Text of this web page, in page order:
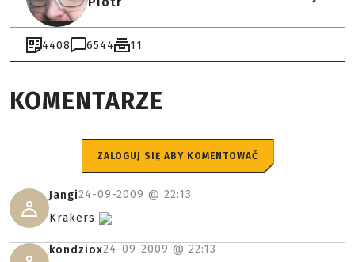
4408 6544 11
KOMENTARZE
ZALOGUJ SIĘ ABY KOMENTOWAĆ
Jangi24-09-2009 @ 22:13
Krakers
kondziox24-09-2009 @ 22:13